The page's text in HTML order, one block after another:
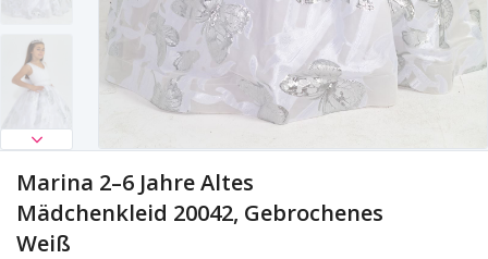
Marina 2–6 Jahre Altes
Mädchenkleid 20042, Gebrochenes
Weiß